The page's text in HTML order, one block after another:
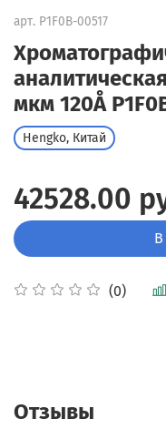
арт. P1F0B-00517
мкм 120Å
(0)
Hengko, Китай
42528.00
В
Отзывы